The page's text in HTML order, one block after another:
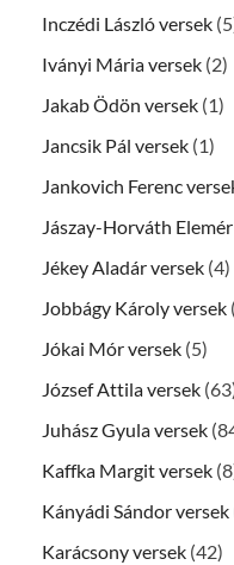
Inczédi László versek
Iványi Mária versek (2)
Jakab Ödön versek (1)
Jancsik Pál versek (1)
Jankovich Ferenc
Jászay-Horváth
Jékey Aladár versek (4)
Jobbágy Károly versek
Jókai Mór versek (5)
József Attila versek
Juhász Gyula versek
Kaffka Margit versek
Kányádi Sándor versek
Karácsony versek (42)